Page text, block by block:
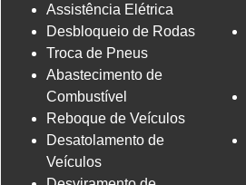
Assistência Elétrica
Desbloqueio de Rodas
Troca de Pneus
Abastecimento de
Combustível
Reboque de Veículos
Desatolamento de
Veículos